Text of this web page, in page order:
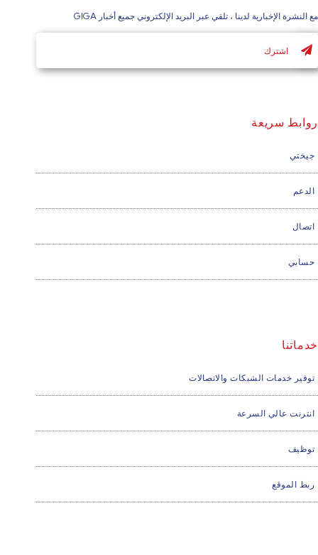
مع النشرة الإخبارية لدينا ، تلقي عبر البريد الإلكتروني جميع أخبار GIGA
روابط سريعة
جيختي
الدعم
اتصال
حسابي
خدماتنا
توفير خدمات الشبكات والاتصالات
انترنت عالي السرعة
توظيف
ربط الموقع